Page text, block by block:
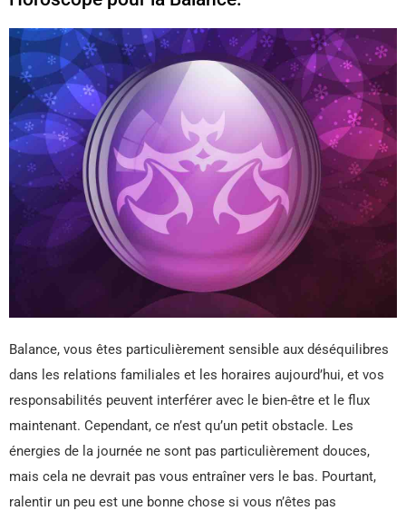
Balance, vous êtes particulièrement sensible aux déséquilibres
dans les relations familiales et les horaires aujourd’hui, et vos
responsabilités peuvent interférer avec le bien-être et le flux
maintenant. Cependant, ce n’est qu’un petit obstacle. Les
énergies de la journée ne sont pas particulièrement douces,
mais cela ne devrait pas vous entraîner vers le bas. Pourtant,
ralentir un peu est une bonne chose si vous n’êtes pas